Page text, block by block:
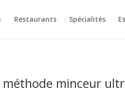
Restaurants Spécialités
minceur